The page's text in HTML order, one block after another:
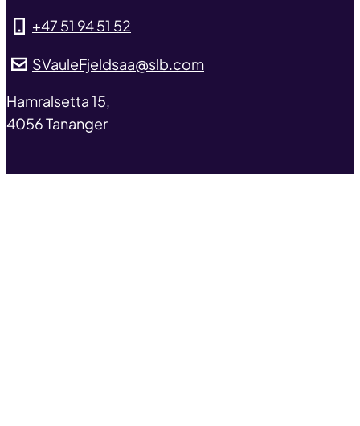
+47 51 94 51 52
SVauleFjeldsaa@slb.com
address
Hamralsetta 15,
4056 Tananger